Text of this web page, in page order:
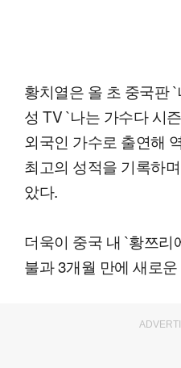
황치열은 올 초 중국판
성 TV `나는 가수다 시
외국인 가수로 출연해
최고의 성적을 기록하
았다.
더욱이 중국 내 `황쯔리
불과 3개월 만에 새로